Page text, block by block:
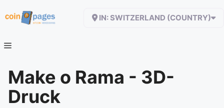
Inhalt
IN: SWITZERLAND (COUNTRY)
Make o Rama - 3D-
Druck